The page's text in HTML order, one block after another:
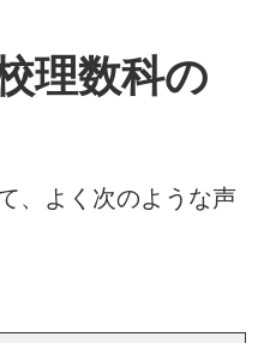
理数科の
、よく次のような声